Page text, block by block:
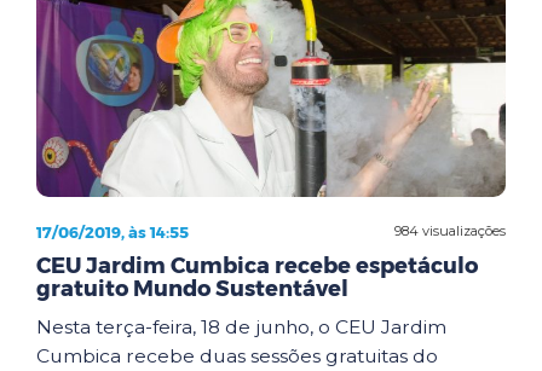
984 visualizações
17/06/2019, às 14:55
CEU Jardim Cumbica recebe espetáculo
gratuito Mundo Sustentável
Nesta terça-feira, 18 de junho, o CEU Jardim
Cumbica recebe duas sessões gratuitas do